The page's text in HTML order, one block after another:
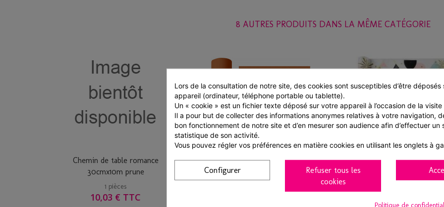
8 AUTRES PRODUITS DANS LA MÊME CATÉGORIE
Chemin de table romance
30cmx10m prune
1 pièces
10,03 € TTC
Chemin de table vs uni 0.40x10m
Chemin de table paillette
Lors de la consultation de notre site, des cookies sont susceptibles d’être déposés
appareil (ordinateur, téléphone portable ou tablette).
Un « cookie » est un fichier texte déposé sur votre appareil à l’occasion de la visite
Il a pour but de collecter des informations anonymes relatives à votre navigation,
bon fonctionnement de notre site et d’en mesurer son audience afin d’effectuer un
statistique de son activité.
Vous pouvez régler vos préférences en matière cookies en utilisant les onglets à
Refuser tous les
cookies
Configurer
Politique de